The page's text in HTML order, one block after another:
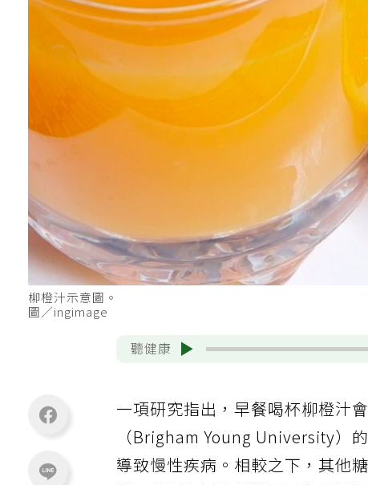
柳橙汁示意圖。
圖／ingimage
聽健康
一項研究指出，早餐喝杯柳橙汁
（Brigham Young University）
導致慢性疾病。相較之下，其他